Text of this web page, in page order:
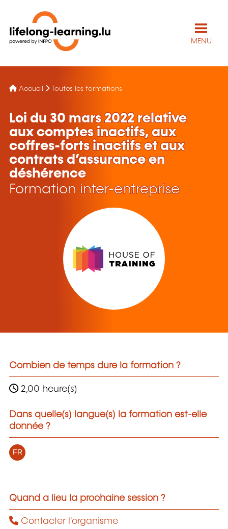
MENU
Accueil Toutes les formations
Loi du 30 mars 2022 relative
aux comptes inactifs, aux
coffres-forts inactifs et aux
contrats d’assurance en
déshérence
Formation inter-entreprise
Combien de temps dure la formation ?
2,00 heure(s)
Dans quelle(s) langue(s) la formation est-elle
donnée ?
FR
Quand a lieu la prochaine session ?
Contacter l'organisme